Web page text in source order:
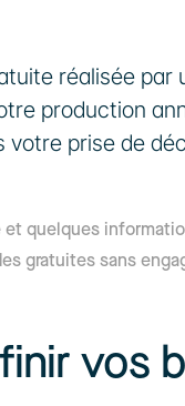
réalisée par
production
votre prise de
quelques
gratuites sans
vos